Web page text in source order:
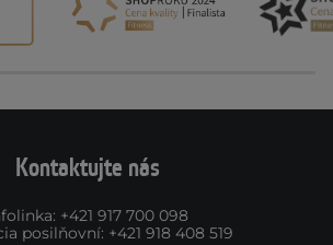
Kontaktujte nás
: +421 917 700 098
posilňovní: +421 918 408 519